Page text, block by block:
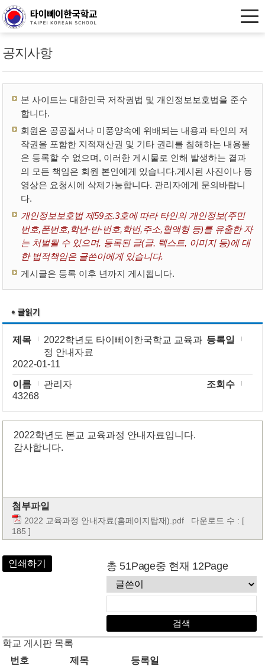
공지사항
본 사이트는 대한민국 저작권법 및 개인정보보호법을 준수
합니다.
회원은 공공질서나 미풍양속에 위배되는 내용과 타인의 저
작권을 포함한 지적재산권 및 기타 권리를 침해하는 내용물
은 등록할 수 없으며, 이러한 게시물로 인해 발생하는 결과
의 모든 책임은 회원 본인에게 있습니다.게시된 사진이나 동
영상은 요청시에 삭제가능합니다. 관리자에게 문의바랍니
다.
개인정보보호법 제59조.3호에 따라 타인의 개인정보(주민
번호,폰번호,학년-반-번호,학번,주소,혈액형 등)를 유출한 자
는 처벌될 수 있으며, 등록된 글(글, 텍스트, 이미지 등)에 대
한 법적책임은 글쓴이에게 있습니다.
게시글은 등록 이후 년까지 게시됩니다.
제목
2022학년도 타이뻬이한국학교 교육과
정 안내자료
등록일
2022-01-11
이름
관리자
조회수
43268
2022학년도 본교 교육과정 안내자료입니다.
감사합니다.
첨부파일
2022 교육과정 안내자료(홈페이지탑재).pdf 다운로드 수 : [
185 ]
인쇄하기 총 51Page중 현재 12Page
학교 게시판 목록
번호
제목 등록일